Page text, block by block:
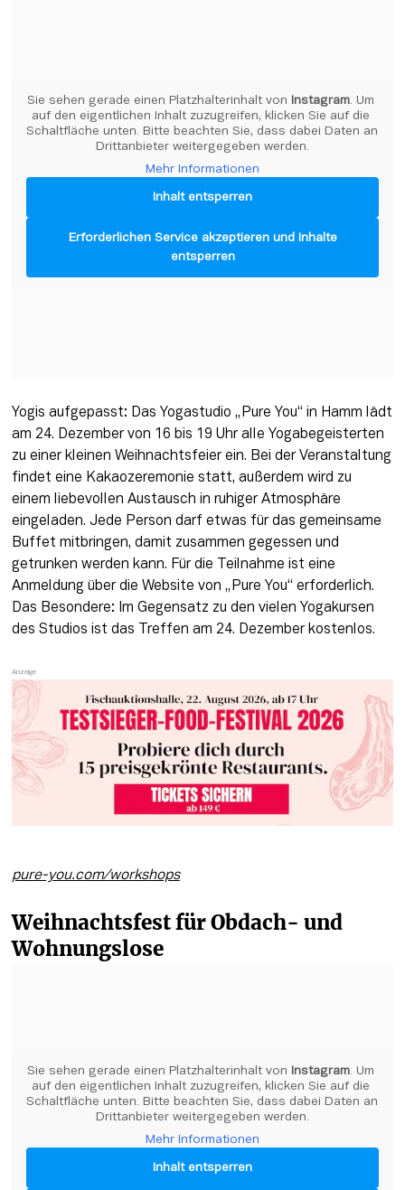
Sie sehen gerade einen Platzhalterinhalt von Instagram. Um
auf den eigentlichen Inhalt zuzugreifen, klicken Sie auf die
Schaltfläche unten. Bitte beachten Sie, dass dabei Daten an
Drittanbieter weitergegeben werden.
Mehr Informationen
Inhalt entsperren
Erforderlichen Service akzeptieren und Inhalte
entsperren
Yogis aufgepasst: Das Yogastudio „Pure You“ in Hamm lädt
am 24. Dezember von 16 bis 19 Uhr alle Yogabegeisterten
zu einer kleinen Weihnachtsfeier ein. Bei der Veranstaltung
findet eine Kakaozeremonie statt, außerdem wird zu
einem liebevollen Austausch in ruhiger Atmosphäre
eingeladen. Jede Person darf etwas für das gemeinsame
Buffet mitbringen, damit zusammen gegessen und
getrunken werden kann. Für die Teilnahme ist eine
Anmeldung über die Website von „Pure You“ erforderlich.
Das Besondere: Im Gegensatz zu den vielen Yogakursen
des Studios ist das Treffen am 24. Dezember kostenlos.
pure-you.com/workshops
Weihnachtsfest für Obdach- und
Wohnungslose
Sie sehen gerade einen Platzhalterinhalt von Instagram. Um
auf den eigentlichen Inhalt zuzugreifen, klicken Sie auf die
Schaltfläche unten. Bitte beachten Sie, dass dabei Daten an
Drittanbieter weitergegeben werden.
Mehr Informationen
Inhalt entsperren